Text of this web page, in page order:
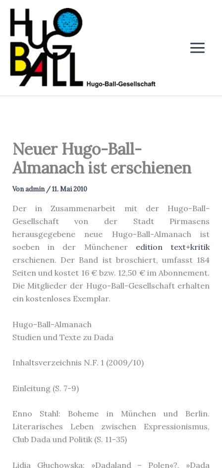
Zum
Inhalt
Neuer Hugo-Ball-
Almanach ist erschienen
Vonadmin /11. Mai 2010
Der in Zusammenarbeit mit der Hugo-Ball-
Gesellschaft von der Stadt Pirmasens
herausgegebene neue Hugo-Ball-Almanach ist
soeben in der Münchener edition text+kritik
erschienen. Der Band ist broschiert, umfasst 184
Seiten und kostet 16 € bzw. 12,50 € im Abonnement.
Die Mitglieder der Hugo-Ball-Gesellschaft erhalten
ein kostenloses Exemplar.
Hugo-Ball-Almanach
Studien und Texte zu Dada
Inhaltsverzeichnis N.F. 1 (2009/10)
Einleitung (S. 7-9)
Enno Stahl: Boheme in München und Berlin.
Literarisches Leben zwischen Expressionismus,
Club Dada und Politik (S. 11-35)
Lidia Głuchowska: »Dadaland – Polen«?, »Dada